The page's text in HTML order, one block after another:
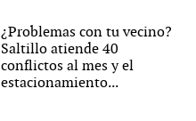
¿Problemas con tu vecino?
Saltillo atiende 40
conflictos al mes y el
estacionamiento...